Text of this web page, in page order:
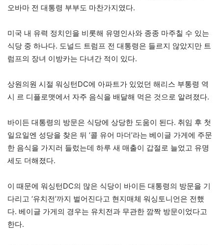
오바마 전 대통령 부부도 마찬가지였다.
미국 내 유력 정치인을 비롯해 유명인사와 종종 마주칠 수 있는
식당 중 하나다. 도널드 트럼프 전 대통령은 들르지 않았지만 트
럼프의 장녀 이방카는 다녀간 적이 있다.
상원의원 시절 워싱턴DC에 아파트가 있었던 해리스 부통령 역
시 르 디플로맷에서 자주 음식을 배달해 먹은 것으로 알려졌다.
바이든 대통령의 방문은 식당에 상당한 도움이 된다. 취임 후 첫
일요일엔 성당을 찾은 뒤 ‘콜 유어 마더’라는 베이글 가게에 주문
한 음식을 가지러 들렀는데 하루 새 매출이 갑절로 늘었고 유명
세도 더해졌다.
이 때문에 워싱턴DC의 많은 식당이 바이든 대통령의 방문을 기
다리고 ‘유치전’까지 벌어진다고 현지매체 워싱토니언은 전했
다. 베이글 가게의 경우는 유치전과 무관한 깜짝 방문이었다고
한다.